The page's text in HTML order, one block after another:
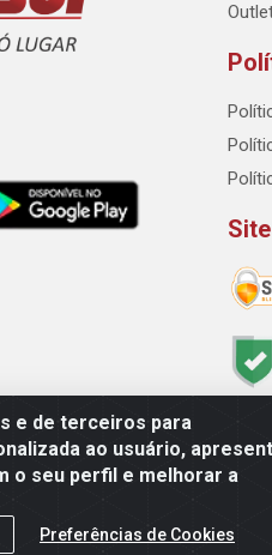
e de terceiros para
ao usuário,
o seu perfil e melhorar a
Preferências de Cookies
LTDA - Av. Dorgival